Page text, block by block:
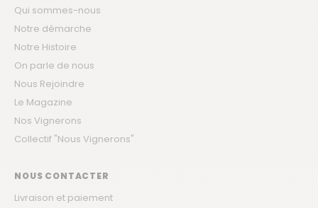
Qui sommes-nous
Notre démarche
Notre Histoire
On parle de nous
Nous Rejoindre
Le Magazine
Nos Vignerons
Collectif "Nous Vignerons"
NOUS CONTACTER
Livraison et paiement